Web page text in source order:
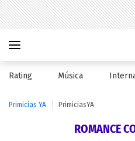
Rating Música
Primicias YA PrimiciasYA
ROMANCE